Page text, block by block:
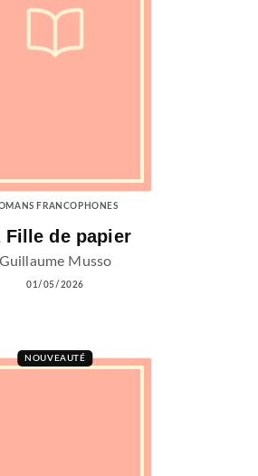
FRANCOPHONES
Fille de papier
Guillaume Musso
01/05/2026
NOUVEAUTÉ